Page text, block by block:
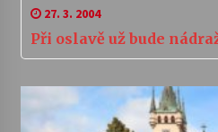
27. 3. 2004
Při oslavě už bude